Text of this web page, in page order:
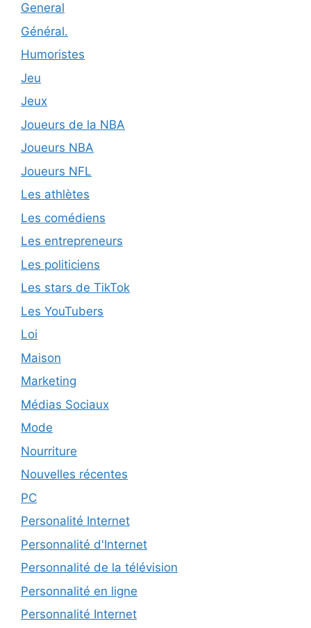
General
Général.
Humoristes
Jeu
Jeux
Joueurs de la NBA
Joueurs NBA
Joueurs NFL
Les athlètes
Les comédiens
Les entrepreneurs
Les politiciens
Les stars de TikTok
Les YouTubers
Loi
Maison
Marketing
Médias Sociaux
Mode
Nourriture
Nouvelles récentes
PC
Personalité Internet
Personnalité d'Internet
Personnalité de la télévision
Personnalité en ligne
Personnalité Internet